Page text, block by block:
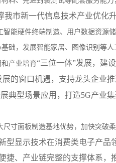
我市新一代信息技术产业优化
智能硬件终端制造、用户数据资源
础，发展智能家居、图像识别等
产业培育“三位一体”发展，建
展的窗口机遇，支持龙头企业
典型场景应用，打造5G产业
尺寸面板制造基地优势，加快突破
型显示技术在消费类电子产品
捷、产业链完整的支撑体系，